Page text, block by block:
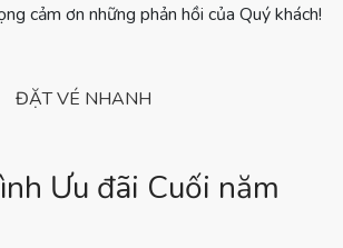
cảm ơn những phản hồi của Quý khách!
ĐẶT VÉ NHANH
Ưu đãi Cuối năm